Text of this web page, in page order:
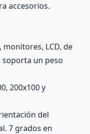
accesorios.
monitores, LCD, de
soporta un peso
200x100 y
del
7 grados en